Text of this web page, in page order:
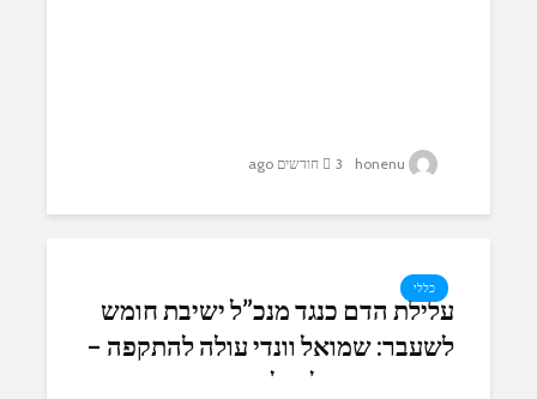
3 חודשים ago
כללי
עלילת הדם כנגד מנכ”ל ישיבת חומש
לשעבר: שמואל וונדי עולה להתקפה –
דורש פיצוי של מיליונים מתנועת